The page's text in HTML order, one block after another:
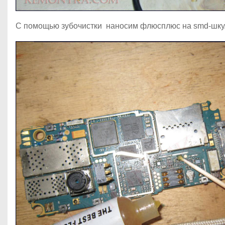
С помощью зубочистки наносим флюсплюс на smd-